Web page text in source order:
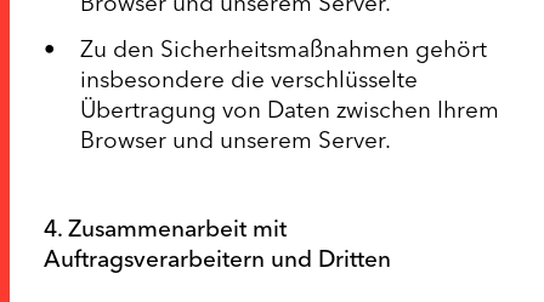
Zu den Sicherheitsmaßnahmen gehört
insbesondere die verschlüsselte
Übertragung von Daten zwischen Ihrem
Browser und unserem Server.
4. Zusammenarbeit mit
Auftragsverarbeitern und Dritten